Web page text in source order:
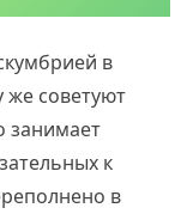
в
же советуют
занимает
к
в